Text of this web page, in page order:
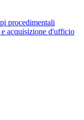
procedimentali
acquisizione d'ufficio